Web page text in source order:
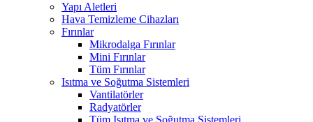
Yapı Aletleri
Hava Temizleme Cihazları
Fırınlar
Mikrodalga Fırınlar
Mini Fırınlar
Tüm Fırınlar
Isıtma ve Soğutma Sistemleri
Vantilatörler
Radyatörler
Tüm Isıtma ve Soğutma Sistemleri